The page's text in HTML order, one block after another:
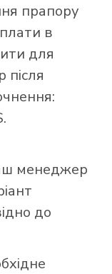
прапору
в
для
менеджер
до